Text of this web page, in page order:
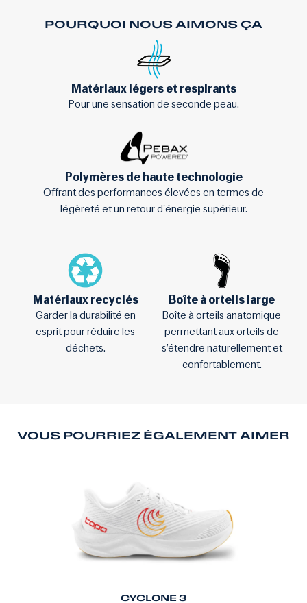
POURQUOI NOUS AIMONS ÇA
Matériaux légers et respirants
Pour une sensation de seconde peau.
Polymères de haute technologie
Offrant des performances élevées en termes de
légèreté et un retour d'énergie supérieur.
Matériaux recyclés
Garder la durabilité en
esprit pour réduire les
déchets.
Boîte à orteils large
Boîte à orteils anatomique
permettant aux orteils de
s’étendre naturellement et
confortablement.
VOUS POURRIEZ ÉGALEMENT AIMER
CYCLONE 3